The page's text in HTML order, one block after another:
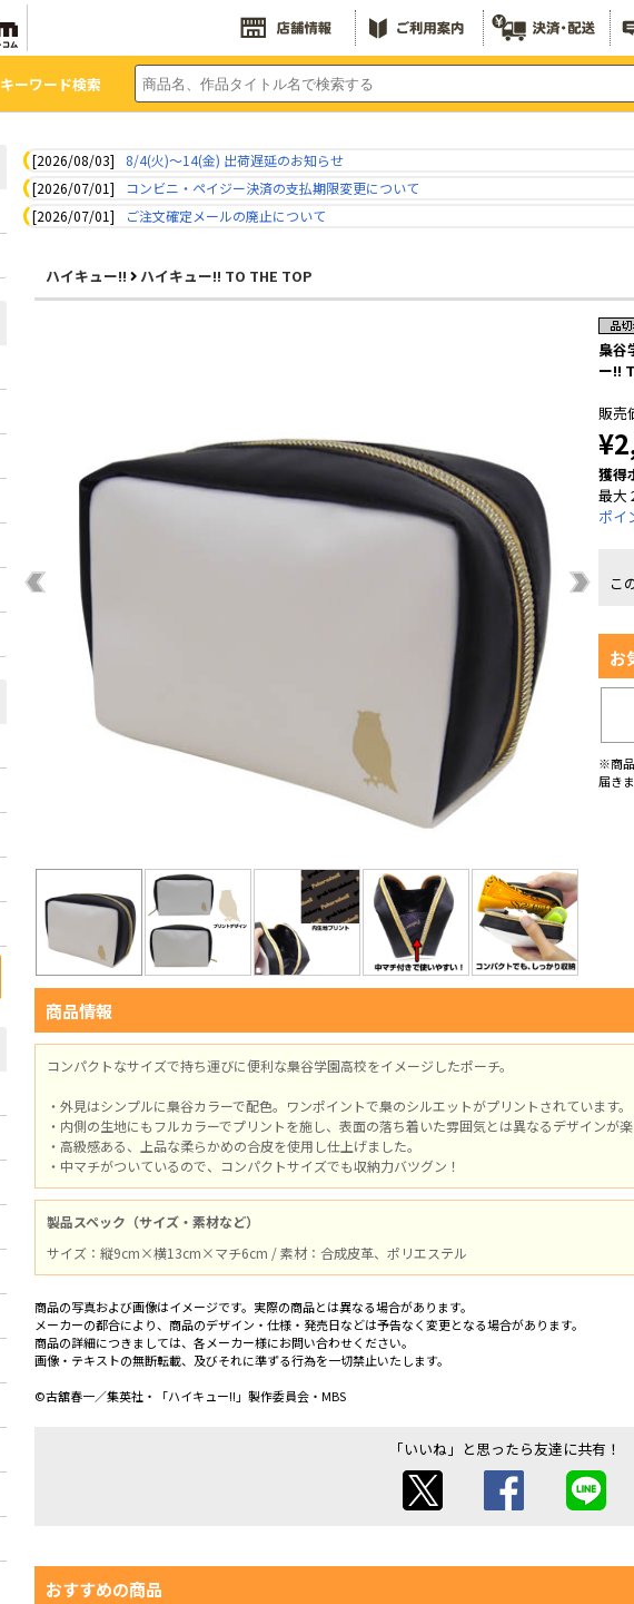
キーワード検索
[2026/08/03]
8/4(火)～14(金) 出荷遅延のお知らせ
[2026/07/01]
コンビニ・ペイジー決済の支払期限変更について
[2026/07/01]
ご注文確定メールの廃止について
ハイキュー!! ハイキュー!! TO THE TOP
梟谷
ー!!
販売
獲得
最大
ポイ
こ
お
※商
届き
商品情報
コンパクトなサイズで持ち運びに便利な梟谷学園高校をイメージしたポーチ。
・外見はシンプルに梟谷カラーで配色。ワンポイントで梟のシルエットがプリントされています。
・内側の生地にもフルカラーでプリントを施し、表面の落ち着いた雰囲気とは異なるデザインが
・高級感ある、上品な柔らかめの合皮を使用し仕上げました。
・中マチがついているので、コンパクトサイズでも収納力バツグン！
製品スペック（サイズ・素材など）
サイズ：縦9cm×横13cm×マチ6cm / 素材：合成皮革、ポリエステル
商品の写真および画像はイメージです。実際の商品とは異なる場合があります。
メーカーの都合により、商品のデザイン・仕様・発売日などは予告なく変更となる場合があります。
商品の詳細につきましては、各メーカー様にお問い合わせください。
画像・テキストの無断転載、及びそれに準ずる行為を一切禁止いたします。
©古舘春一／集英社・「ハイキュー!!」製作委員会・MBS
「いいね」と思ったら友達に共有！
おすすめの商品